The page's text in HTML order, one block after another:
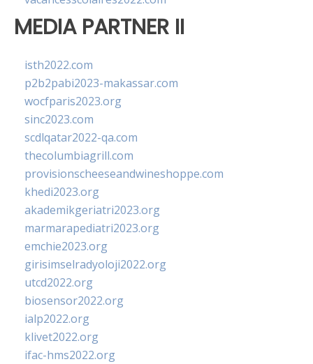
MEDIA PARTNER II
isth2022.com
p2b2pabi2023-makassar.com
wocfparis2023.org
sinc2023.com
scdlqatar2022-qa.com
thecolumbiagrill.com
provisionscheeseandwineshoppe.com
khedi2023.org
akademikgeriatri2023.org
marmarapediatri2023.org
emchie2023.org
girisimselradyoloji2022.org
utcd2022.org
biosensor2022.org
ialp2022.org
klivet2022.org
ifac-hms2022.org